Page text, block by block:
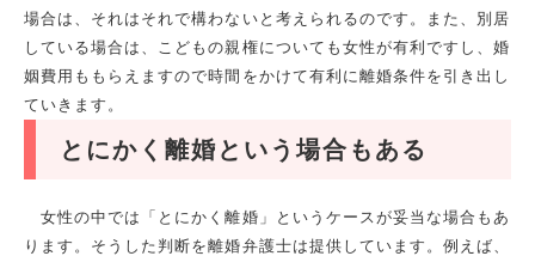
場合は、それはそれで構わないと考えられるのです。また、別居
している場合は、こどもの親権についても女性が有利ですし、婚
姻費用ももらえますので時間をかけて有利に離婚条件を引き出し
ていきます。
とにかく離婚という場合もある
女性の中では「とにかく離婚」というケースが妥当な場合もあ
ります。そうした判断を離婚弁護士は提供しています。例えば、